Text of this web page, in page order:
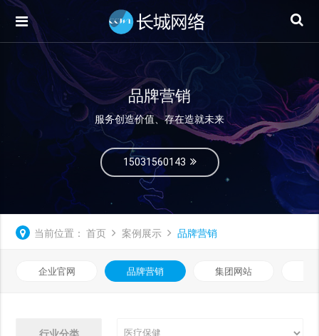
品牌营销
服务创造价值、存在造就未来
15031560143
当前位置： 首页 案例展示 品牌营销
企业官网 品牌营销 集团网站